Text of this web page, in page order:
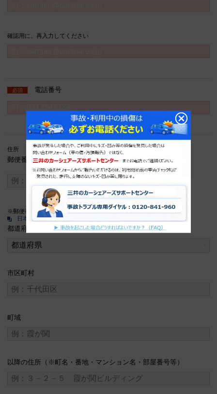
確認用に、再入力してください
必須 電話番号
住所
郵便番号
※郵便番号を調べる方
日本郵政ホームページ
都道府県
市区町村
町域
以降の住所（※町名・番地・マンション名・部屋番号等）